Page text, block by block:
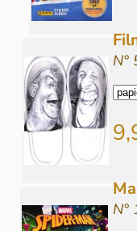
N°
N°